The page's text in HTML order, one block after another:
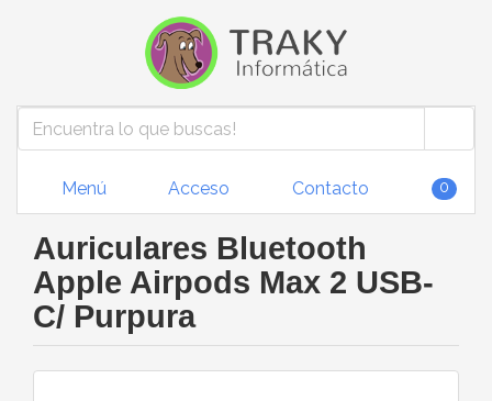
Menú Acceso Contacto 0
Auriculares Bluetooth
Apple Airpods Max 2 USB-
C/ Purpura